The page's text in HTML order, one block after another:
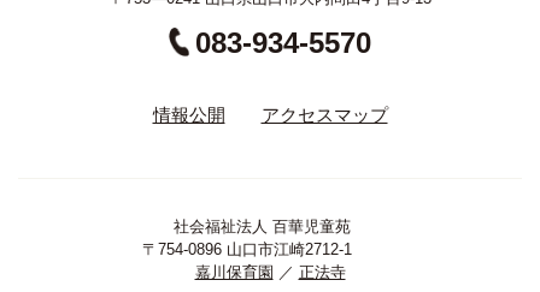
083-934-5570
情報公開 アクセスマップ
社会福祉法人 百華児童苑
〒754-0896 山口市江崎2712-1
嘉川保育園 ／ 正法寺